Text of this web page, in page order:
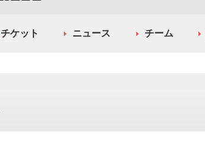
チケット ニュース チーム